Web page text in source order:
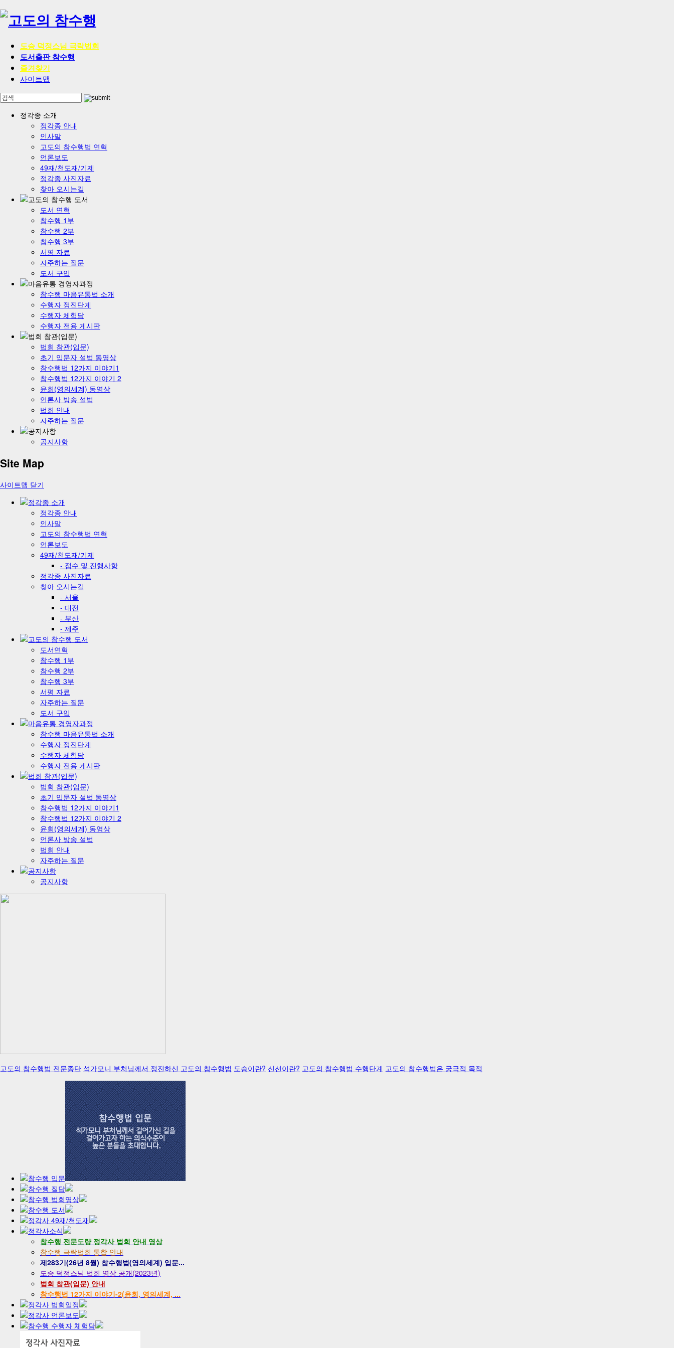
도승 덕정스님 극락법회
도서출판 참수행
즐겨찾기
사이트맵
정각종 소개
정각종 안내
인사말
고도의 참수행법 연혁
언론보도
49재/천도재/기제
정각종 사진자료
찾아 오시는길
도서 연혁
참수행 1부
참수행 2부
참수행 3부
서평 자료
자주하는 질문
도서 구입
참수행 마음유통법 소개
수행자 정진단계
수행자 체험담
수행자 전용 게시판
법회 참관(입문)
초기 입문자 설법 동영상
참수행법 12가지 이야기1
참수행법 12가지 이야기 2
윤회(영의세계) 동영상
언론사 방송 설법
법회 안내
자주하는 질문
공지사항
Site Map
사이트맵 닫기
정각종 안내
인사말
고도의 참수행법 연혁
언론보도
49재/천도재/기제
- 접수 및 진행사항
정각종 사진자료
찾아 오시는길
- 서울
- 대전
- 부산
- 제주
도서연혁
참수행 1부
참수행 2부
참수행 3부
서평 자료
자주하는 질문
도서 구입
참수행 마음유통법 소개
수행자 정진단계
수행자 체험담
수행자 전용 게시판
법회 참관(입문)
초기 입문자 설법 동영상
참수행법 12가지 이야기1
참수행법 12가지 이야기 2
윤회(영의세계) 동영상
언론사 방송 설법
법회 안내
자주하는 질문
공지사항
고도의 참수행법 전문종단 석가모니 부처님께서 정진하신 고도의 참수행법 도승이란? 신선이란? 고도의 참수행법 수행단계 고도의 참수행법은 궁극적 목적
참수행 전문도량 정각사 법회 안내 영상
참수행 극락법회 통합 안내
제283기(26년 8월) 참수행법(영의세계) 입문...
도승 덕정스님 법회 영상 공개(2023년)
법회 참관(입문) 안내
참수행법 12가지 이야기-2(윤회, 영의세계, ...